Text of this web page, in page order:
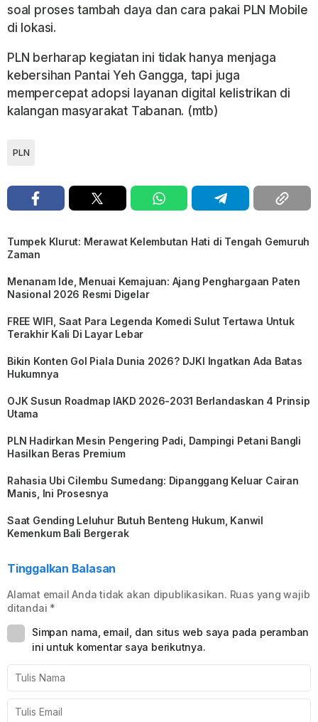
soal proses tambah daya dan cara pakai PLN Mobile
di lokasi.
PLN berharap kegiatan ini tidak hanya menjaga
kebersihan Pantai Yeh Gangga, tapi juga
mempercepat adopsi layanan digital kelistrikan di
kalangan masyarakat Tabanan. (mtb)
PLN
Tumpek Klurut: Merawat Kelembutan Hati di Tengah Gemuruh
Zaman
Menanam Ide, Menuai Kemajuan: Ajang Penghargaan Paten
Nasional 2026 Resmi Digelar
FREE WIFI, Saat Para Legenda Komedi Sulut Tertawa Untuk
Terakhir Kali Di Layar Lebar
Bikin Konten Gol Piala Dunia 2026? DJKI Ingatkan Ada Batas
Hukumnya
OJK Susun Roadmap IAKD 2026-2031 Berlandaskan 4 Prinsip
Utama
PLN Hadirkan Mesin Pengering Padi, Dampingi Petani Bangli
Hasilkan Beras Premium
Rahasia Ubi Cilembu Sumedang: Dipanggang Keluar Cairan
Manis, Ini Prosesnya
Saat Gending Leluhur Butuh Benteng Hukum, Kanwil
Kemenkum Bali Bergerak
Tinggalkan Balasan
Alamat email Anda tidak akan dipublikasikan. Ruas yang wajib
ditandai *
Simpan nama, email, dan situs web saya pada peramban
ini untuk komentar saya berikutnya.